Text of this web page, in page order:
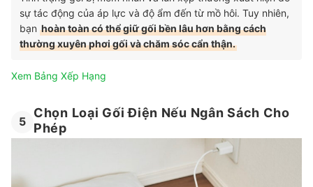
sự tác động của áp lực và độ ẩm đến từ mồ hôi. Tuy nhiên,
bạn hoàn toàn có thể giữ gối bền lâu hơn bằng cách
thường xuyên phơi gối và chăm sóc cẩn thận.
Xem Bảng Xếp Hạng
5
Chọn Loại Gối Điện Nếu Ngân Sách Cho
Phép